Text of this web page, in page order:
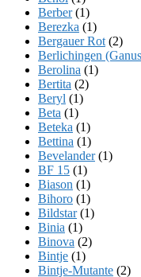
Berber(1)
Berezka (1)
Bergauer Rot (2)
Berlichingen
Berolina (1)
Bertita (2)
Beryl (1)
Beta (1)
Beteka (1)
Bettina (1)
Bevelander(1)
BF 15 (1)
Biason (1)
Bihoro (1)
Bildstar(1)
Binia (1)
Binova (2)
Bintje (1)
Bintje-Mutante (2)